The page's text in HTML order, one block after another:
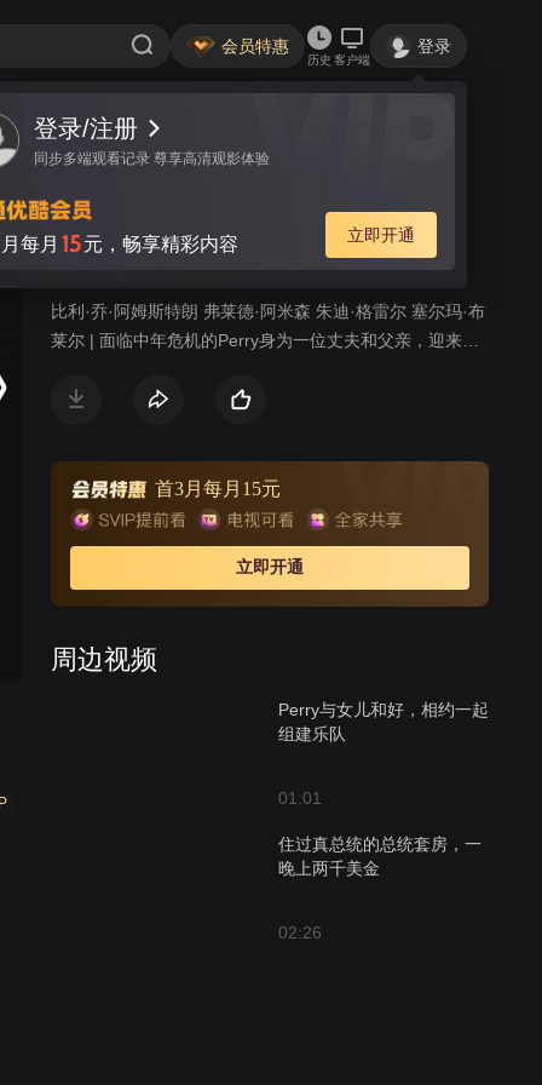
会员特惠
历史 客户端
登录
登录/注册
同步多端观看记录 尊享高清观影体验
月每月 15元，畅享精彩内容 立即开通
视频 讨论
平凡的世界
音乐
比利·乔·阿姆斯特朗 弗莱德·阿米森 朱迪·格雷尔 塞尔玛·布
莱尔 | 面临中年危机的Perry身为一位丈夫和父亲，迎来了
一个奢侈的聚会来重温自己年轻时的朋克摇滚时光，在那
首3月每月15元
立即开通
周边视频
Perry与女儿和好，相约一起
组建乐队
01:01
住过真总统的总统套房，一
晚上两千美金
02:26